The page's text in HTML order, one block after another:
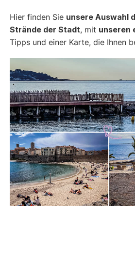
Hier finden Sie unsere Auswahl
Strände der Stadt, mit unseren
Tipps und einer Karte, die Ihnen